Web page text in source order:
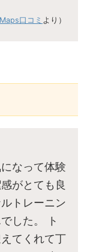
口コミ より）
なって体験
がとても良
トレーニン
した。 ト
てくれて丁